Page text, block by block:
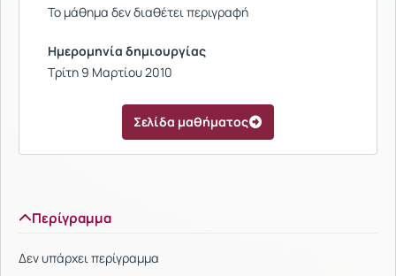
Το μάθημα δεν διαθέτει περιγραφή
Ημερομηνία δημιουργίας
Τρίτη 9 Μαρτίου 2010
Σελίδα μαθήματος
Περίγραμμα
Δεν υπάρχει περίγραμμα